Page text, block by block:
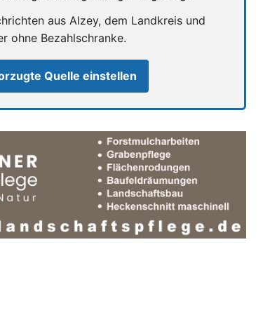
aus Alzey, dem Landkreis und
ohne Bezahlschranke.
Quelle einstellen